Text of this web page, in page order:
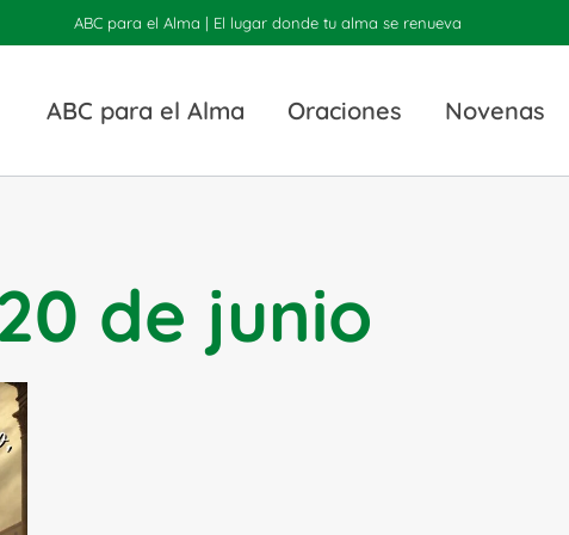
ABC para el Alma | El lugar donde tu alma se renueva
ABC para el Alma Oraciones Novenas
de junio